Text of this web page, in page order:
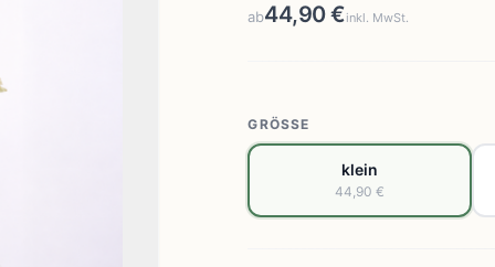
ab44,90 €inkl. MwSt.
GRÖSSE
klein
44,90 €